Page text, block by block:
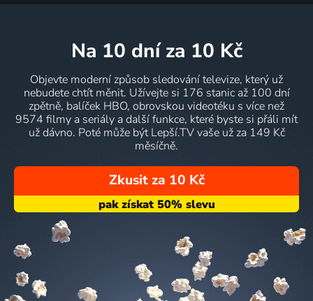
na 10 dní za 10 Kč
Objevte moderní způsob sledování televize, který už
nebudete chtít měnit. Užívejte si 176 stanic až 100 dní
zpětně, balíček HBO, obrovskou videotéku s více než
9574 filmy a seriály a další funkce, které byste si přáli mít
už dávno. Poté může být Lepší.TV vaše už za 149 Kč
měsíčně.
Zkusit za 10 Kč